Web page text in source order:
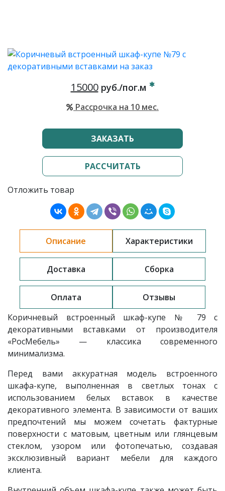
15000руб./пог.м
Рассрочка на 10 мес.
ЗАКАЗАТЬ
РАССЧИТАТЬ
Отложить товар
Описание Характеристики
Доставка Сборка
Оплата
Отзывы
Коричневый встроенный шкаф-купе № 79 с
декоративными вставками от производителя
«РосМебель» — классика современного
минимализма.
Перед вами аккуратная модель встроенного
шкафа-купе, выполненная в светлых тонах с
использованием белых вставок в качестве
декоративного элемента. В зависимости от ваших
предпочтений мы можем сочетать фактурные
поверхности с матовым, цветным или глянцевым
стеклом, узором или фотопечатью, создавая
эксклюзивный вариант мебели для каждого
клиента.